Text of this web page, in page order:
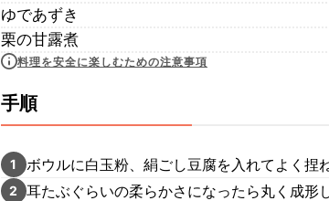
ゆであずき
栗の甘露煮
料理を安全に楽しむための注意事項
手順
1 ボウルに白玉粉、絹ごし豆腐を入れてよく捏
2 耳たぶぐらいの柔らかさになったら丸く成形